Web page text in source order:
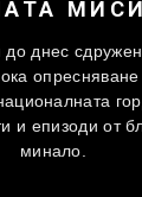
днес
и епизоди от
минало.